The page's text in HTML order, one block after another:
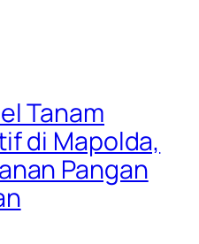
Tanam
di Mapolda,
Pangan